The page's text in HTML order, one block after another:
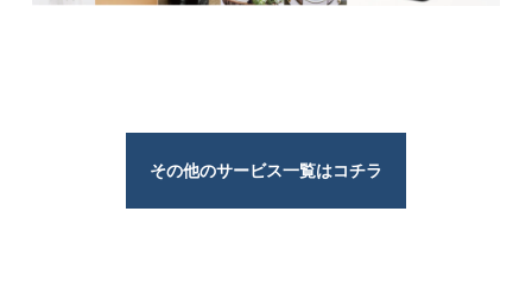
その他のサービス一覧はコチラ